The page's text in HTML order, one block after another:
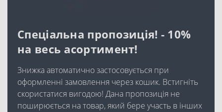
Спеціальна пропозиція! - 10%
на весь асортимент!
Знижка автоматично застосовується при
оформленні замовлення через кошик. Встигніть
скористатися вигодою! Дана пропозиція не
поширюється на товар, який бере участь в інших